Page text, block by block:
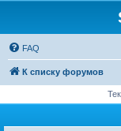
FAQ
К списку форумов